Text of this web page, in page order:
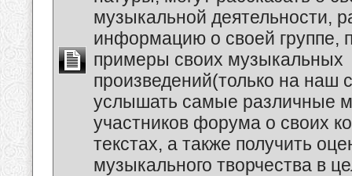
музыкальной деятельности,
информацию о своей группе,
примеры своих музыкальных
произведений(только на наш
услышать самые различные
участников форума о своих
текстах, а также получить
музыкального творчества в